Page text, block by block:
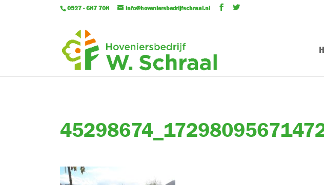
0527 - 687 708 info@hoveniersbedrijfschraal.nl